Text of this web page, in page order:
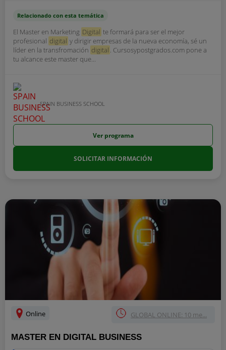
Relacionado con esta temática
El Master en Marketing Digital te formará para ser el mejor
profesional digital y dirigir empresas de la nueva economía, sé un
líder en la transfromación digital . Cursosypostgrados.com pone a
tu alcance este master que...
SPAIN BUSINESS SCHOOL
Ver programa
SOLICITAR INFORMACIÓN
Online GLOBAL ONLINE: 10 me...
MASTER EN DIGITAL BUSINESS